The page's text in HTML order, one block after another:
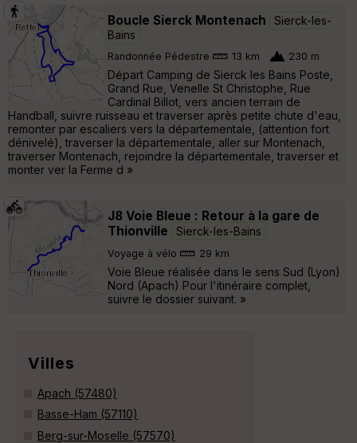
Boucle Sierck Montenach
Sierck-les-
Bains
Randonnée Pédestre 13 km 230 m
Départ Camping de Sierck les Bains Poste,
Grand Rue, Venelle St Christophe, Rue
Cardinal Billot, vers ancien terrain de
Handball, suivre ruisseau et traverser après petite chute d'eau,
remonter par escaliers vers la départementale, (attention fort
dénivelé), traverser la départementale, aller sur Montenach,
traverser Montenach, rejoindre la départementale, traverser et
monter ver la Ferme d »
J8 Voie Bleue : Retour à la gare de
Thionville
Sierck-les-Bains
Voyage à vélo 29 km
Voie Bleue réalisée dans le sens Sud (Lyon)
Nord (Apach) Pour l'itinéraire complet,
suivre le dossier suivant. »
Villes
Apach (57480)
Basse-Ham (57110)
Berg-sur-Moselle (57570)